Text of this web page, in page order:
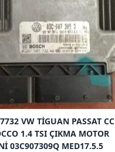
VW TIGUAN PASSAT CC
1.4 TSI ÇIKMA MOTOR
03C907309Q MED17.5.5